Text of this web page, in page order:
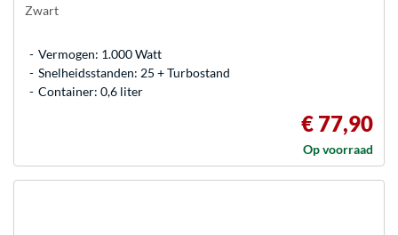
Zwart
Vermogen: 1.000 Watt
Snelheidsstanden: 25 + Turbostand
Container: 0,6 liter
€ 77,90
Op voorraad